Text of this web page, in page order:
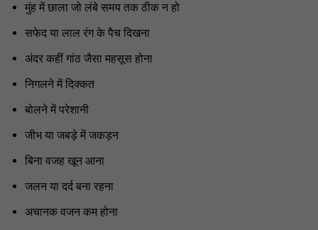
मुंह में छाला जो लंबे समय तक ठीक न हो
सफेद या लाल रंग के पैच दिखना
अंदर कहीं गांठ जैसा महसूस होना
निगलने में दिक्कत
बोलने में परेशानी
जीभ या जबड़े में जकड़न
बिना वजह खून आना
जलन या दर्द बना रहना
अचानक वजन कम होना